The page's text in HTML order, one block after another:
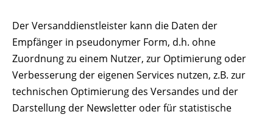
Der Versanddienstleister kann die Daten der
Empfänger in pseudonymer Form, d.h. ohne
Zuordnung zu einem Nutzer, zur Optimierung oder
Verbesserung der eigenen Services nutzen, z.B. zur
technischen Optimierung des Versandes und der
Darstellung der Newsletter oder für statistische